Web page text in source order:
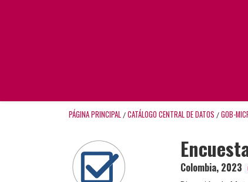
PÁGINA PRINCIPAL / CATÁLOGO CENTRAL DE DATOS / GOB-
Colombia, 2023